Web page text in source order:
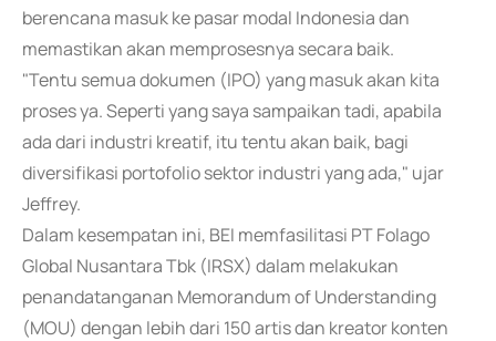
berencana masuk ke pasar modal Indonesia dan
memastikan akan memprosesnya secara baik.
"Tentu semua dokumen (IPO) yang masuk akan kita
proses ya. Seperti yang saya sampaikan tadi, apabila
ada dari industri kreatif, itu tentu akan baik, bagi
diversifikasi portofolio sektor industri yang ada," ujar
Jeffrey.
Dalam kesempatan ini, BEI memfasilitasi PT Folago
Global Nusantara Tbk (IRSX) dalam melakukan
penandatanganan Memorandum of Understanding
(MOU) dengan lebih dari 150 artis dan kreator konten